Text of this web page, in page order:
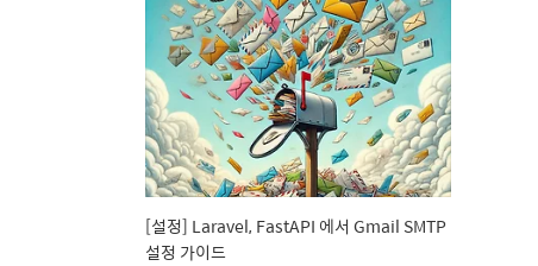
[설정] Laravel, FastAPI 에서 Gmail SMTP
설정 가이드